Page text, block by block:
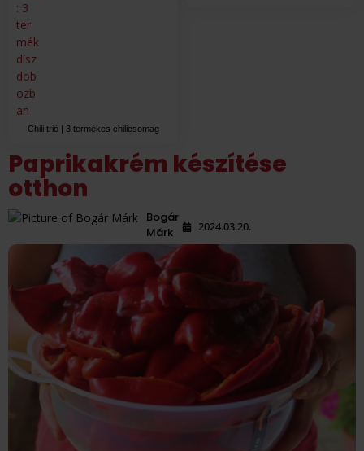
Paprikakrém készítése
otthon
Bogár
Márk
2024.03.20.
Chili trió | 3 termékes chilicsomag